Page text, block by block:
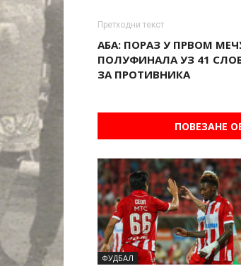
Претходни текст
АБА: ПОРАЗ У ПРВОМ
ПОЛУФИНАЛА УЗ 41
ЗА ПРОТИВНИКА
ПОВЕЗАНЕ
ФУДБАЛ